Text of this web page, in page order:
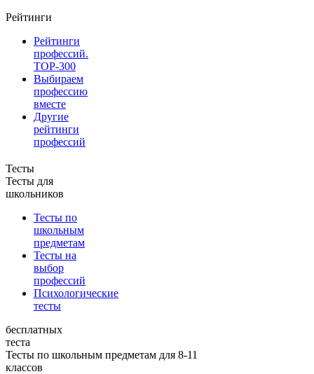
Рейтинги
Рейтинги
профессий.
TOP-300
Выбираем
профессию
вместе
Другие
рейтинги
профессий
Тесты
Тесты для
школьников
Тесты по
школьным
предметам
Тесты на
выбор
профессий
Психологические
тесты
бесплатных
теста
Тесты по школьным предметам для 8-11
классов